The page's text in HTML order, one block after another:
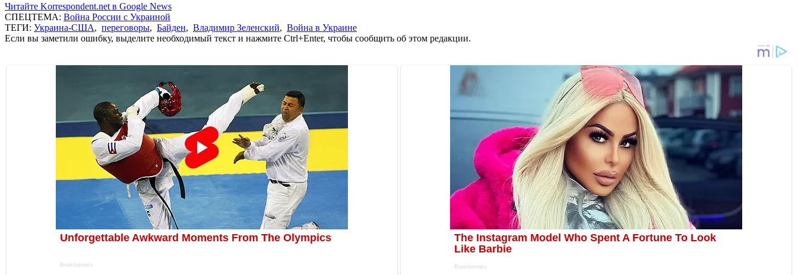
Читайте Korrespondent.net в Google News
СПЕЦТЕМА: Война России с Украиной
ТЕГИ: Украина-США, переговоры, Байден, Владимир Зеленский, Война в Украине
Если вы заметили ошибку, выделите необходимый текст и нажмите Ctrl+Enter, чтобы сообщить об этом редакции.